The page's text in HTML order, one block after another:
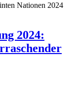
Nationen 2024
2024: